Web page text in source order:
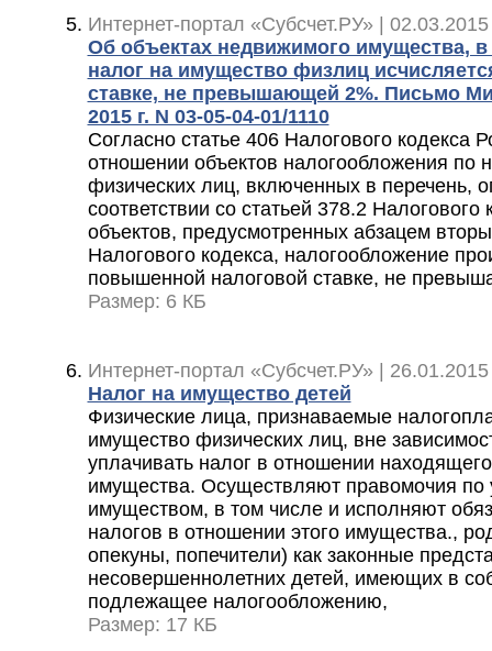
Интернет-портал «Субсчет.РУ» |
Об объектах недвижимого имущества,
налог на имущество физлиц
ставке, не превышающей 2%. Письмо
2015 г. N 03-05-04-01/1110
Согласно статье 406 Налогового кодекса
отношении объектов налогообложения по
физических лиц, включенных в перечень,
соответствии со статьей 378.2 Налогового
объектов, предусмотренных абзацем
Налогового кодекса, налогообложение
повышенной налоговой ставке, не
Размер: 6 КБ
Интернет-портал «Субсчет.РУ» |
Налог на имущество детей
Физические лица, признаваемые
имущество физических лиц, вне
уплачивать налог в отношении
имущества. Осуществляют правомочия
имуществом, в том числе и исполняют
налогов в отношении этого имущества.,
опекуны, попечители) как законные
несовершеннолетних детей, имеющих в
подлежащее налогообложению,
Размер: 17 КБ